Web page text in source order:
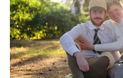
The 10 Most Stunning